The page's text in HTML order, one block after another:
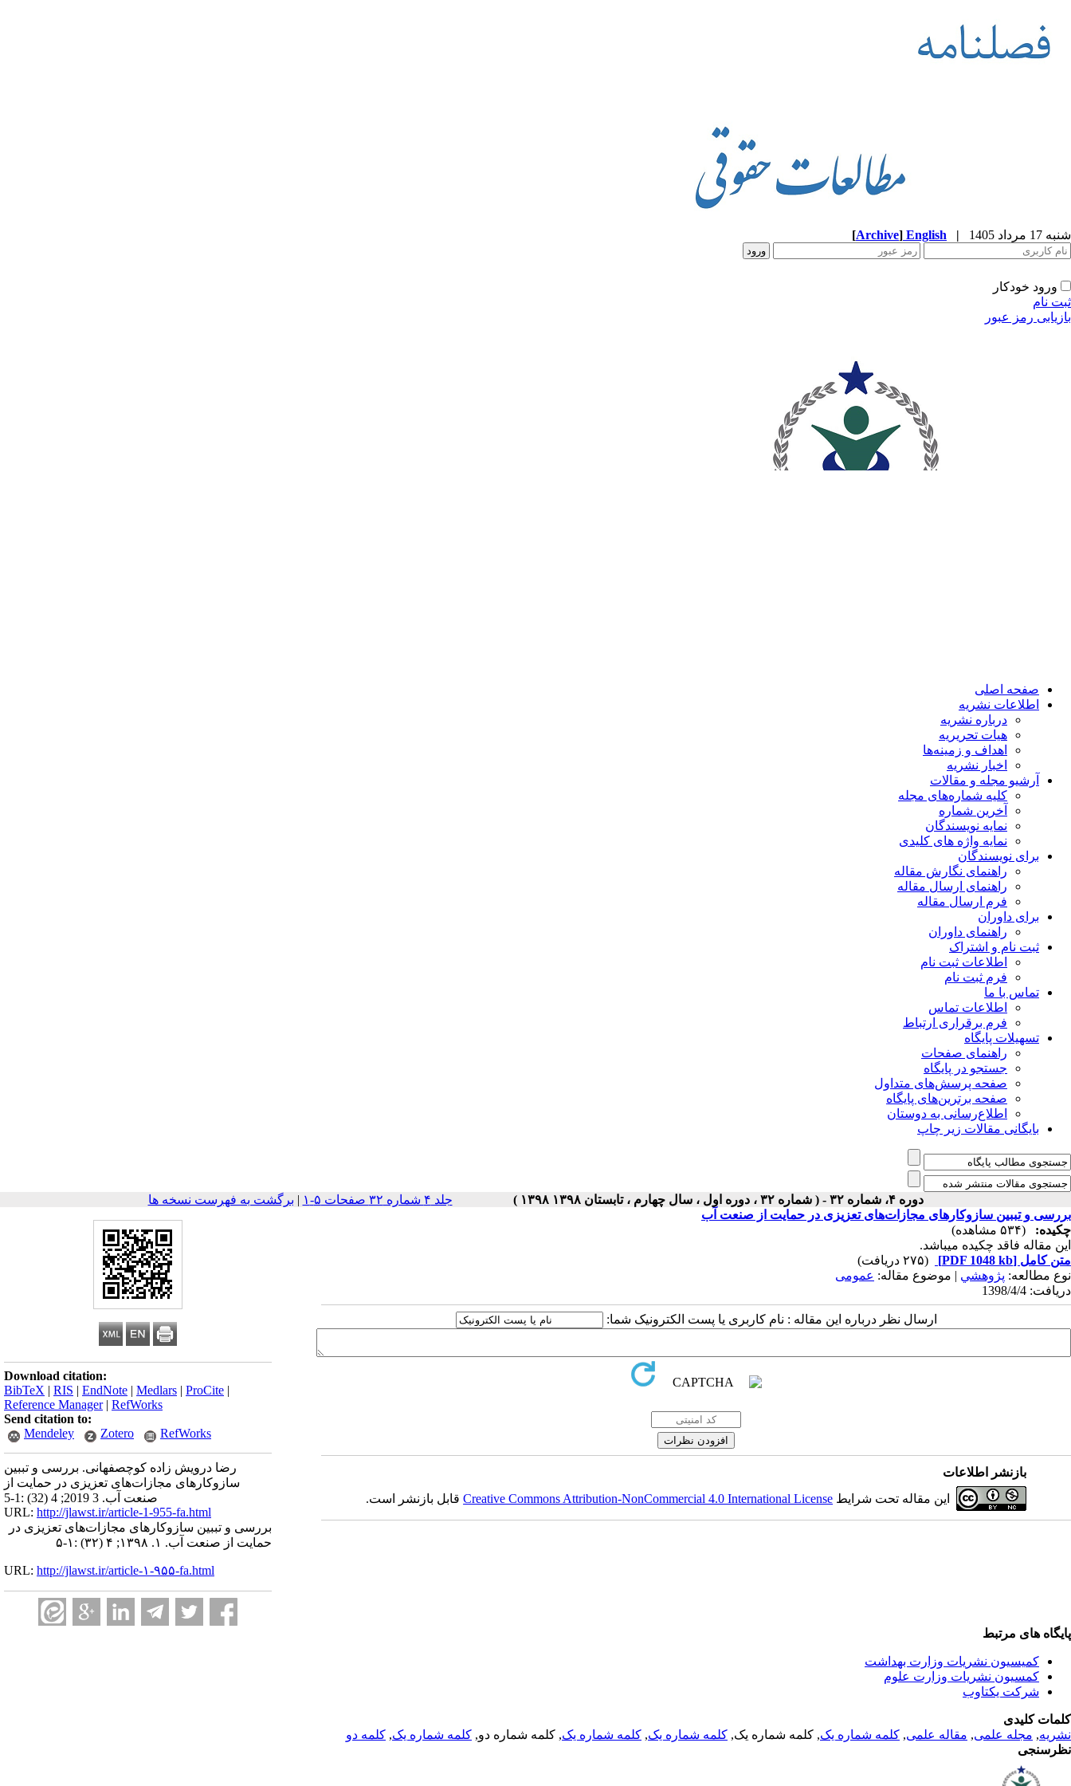
شنبه 17 مرداد 1405 |
English
[Archive]
ورود خودکار
ثبت نام
بازیابی رمز عبور
صفحه اصلی
اطلاعات نشریه
درباره نشریه
هیات تحریریه
اهداف و زمینه‌ها
اخبار نشریه
آرشیو مجله و مقالات
کلیه شماره‌های مجله
آخرین شماره
نمایه نویسندگان
نمایه واژه های کلیدی
برای نویسندگان
راهنمای نگارش مقاله
راهنمای ارسال مقاله
فرم ارسال مقاله
برای داوران
راهنمای داوران
ثبت نام و اشتراک
اطلاعات ثبت نام
فرم ثبت نام
تماس با ما
اطلاعات تماس
فرم برقراری ارتباط
تسهیلات پایگاه
راهنمای صفحات
جستجو در پایگاه
صفحه پرسش‌های متداول
صفحه برترین‌های پایگاه
اطلاع‌رسانی به دوستان
بایگانی مقالات زیر چاپ
دوره ۴، شماره ۳۲ - ( شماره ۳۲ ، دوره اول ، سال چهارم ، تابستان ۱۳۹۸ ۱۳۹۸ ) جلد ۴ شماره ۳۲ صفحات ۵-۱ | برگشت به فهرست نسخه ها
Download citation:
BibTeX | RIS | EndNote | Medlars | ProCite |
Reference Manager| RefWorks
Send citation to:
Mendeley
Zotero RefWorks
رضا درویش زاده کوچصفهانی. بررسی و تببین
سازوکارهای مجازات‌های تعزیزی در حمایت از
صنعت آب. 3 2019; 4 (32) :1-5
URL: http://jlawst.ir/article-1-955-fa.html
بررسی و تببین سازوکارهای مجازات‌های تعزیزی در
حمایت از صنعت آب. ۱. ۱۳۹۸; ۴ (۳۲) :۱-۵
URL: http://jlawst.ir/article-۱-۹۵۵-fa.html
بررسی و تببین سازوکارهای مجازات‌های تعزیزی در حمایت از صنعت آب
چکیده:
(۵۳۴ مشاهده)
این مقاله فاقد چکیده می​باشد.
متن کامل [PDF 1048 kb]
(۲۷۵ دریافت)
نوع مطالعه: پژوهشي | موضوع مقاله: عمومى
دریافت: 1398/4/4
ارسال نظر درباره این مقاله : نام کاربری یا پست الکترونیک شما:
بازنشر اطلاعات
این مقاله تحت شرایط Creative Commons Attribution-NonCommercial 4.0 International Licenseقابل بازنشر است.
پایگاه های مرتبط
کمیسیون نشریات وزارت بهداشت
کمسیون نشریات وزارت علوم
شرکت یکتاوب
کلمات کلیدی
نشریه, مجله علمی, مقاله علمی, کلمه شماره یک, کلمه شماره یک, کلمه شماره یک, کلمه شماره یک, کلمه شماره دو, کلمه شماره یک, کلمه دو
نظرسنجی